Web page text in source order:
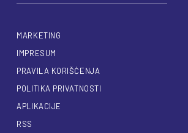
MARKETING
IMPRESUM
PRAVILA KORIŠĆENJA
POLITIKA PRIVATNOSTI
APLIKACIJE
RSS